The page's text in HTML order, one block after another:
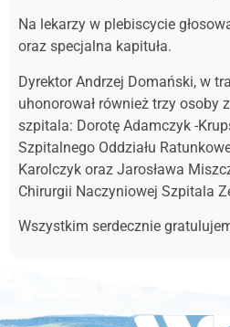
Na lekarzy w plebiscycie
oraz specjalna kapituła.
Dyrektor Andrzej Domański, w
uhonorował również trzy osoby
szpitala: Dorotę Adamczyk -
Szpitalnego Oddziału
Karolczyk oraz Jarosława
Chirurgii Naczyniowej Szpitala
Wszystkim serdecznie